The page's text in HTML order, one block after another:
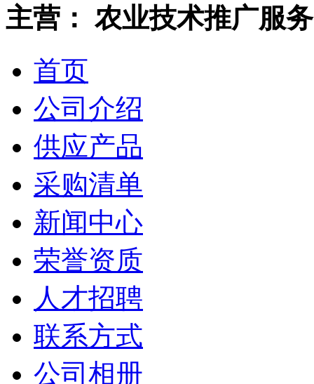
主营： 农业技术推广服
首页
公司介绍
供应产品
采购清单
新闻中心
荣誉资质
人才招聘
联系方式
公司相册